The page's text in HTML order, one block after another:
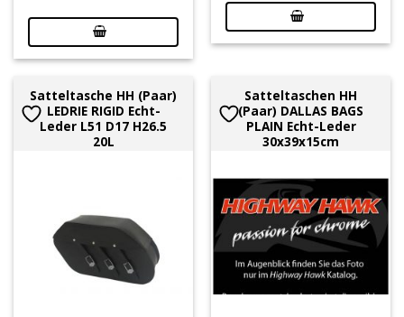
Satteltasche HH (Paar)
LEDRIE RIGID Echt-
Leder L51 D17 H26.5
20L
Satteltaschen HH
(Paar) DALLAS BAGS
PLAIN Echt-Leder
30x39x15cm